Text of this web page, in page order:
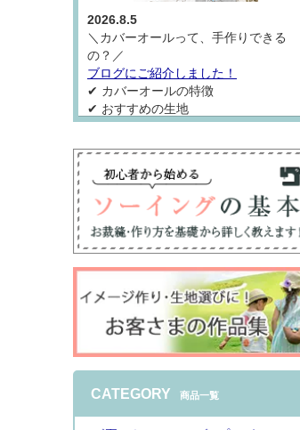
2026.8.5
＼カバーオールって、手作りできる
の？／
ブログにご紹介しました！
✔ カバーオールの特徴
✔ おすすめの生地
✔ 手作りの流れ
これから出産準備をされる方や、赤ち
ゃんへの手作りを楽しみたい方の参考
になれば嬉しいです。
2026.8.3
今年もはじまりました！夏のプレゼン
ト型紙キャンペーン
購入金額2900円毎
ベビー~レディースまで！是非チェッ
CATEGORY 商品一覧